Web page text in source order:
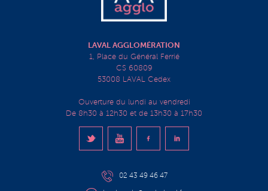
LAVAL AGGLOMÉRATION
1, Place du Général Ferrié
CS 60809
53008 LAVAL Cedex
Ouverture du lundi au vendredi
De 8h30 à 12h30 et de 13h30 à 17h30
02 43 49 46 47